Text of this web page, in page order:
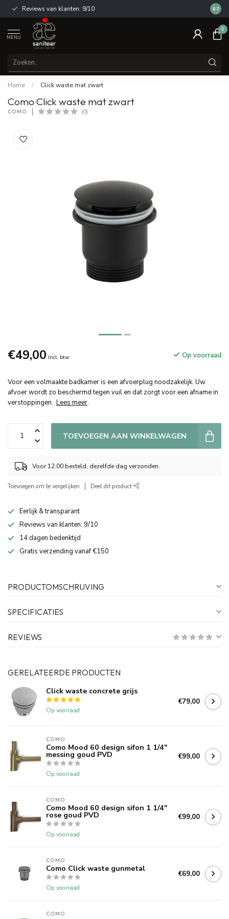
Reviews van klanten: 9/10 14
8.7
MENU
0
Home / Click waste mat zwart
Como Click waste mat zwart
COMO (0)
€49,00 Incl. btw Op voorraad
Voor een volmaakte badkamer is een afvoerplug noodzakelijk. Uw
afvoer wordt zo beschermd tegen vuil en dat zorgt voor een afname in
verstoppingen. Lees meer.
TOEVOEGEN AAN WINKELWAGEN
Voor 12:00 besteld, dezelfde dag verzonden.
Toevoegen om te vergelijken Deel dit product
Eerlijk & transparant
Reviews van klanten: 9/10
14 dagen bedenktijd
Gratis verzending vanaf €150
PRODUCTOMSCHRIJVING
SPECIFICATIES
REVIEWS
GERELATEERDE PRODUCTEN
Click waste concrete grijs
Op voorraad
€79,00
COMO
Como Mood 60 design sifon 1 1/4"
messing goud PVD
Op voorraad
€99,00
COMO
Como Mood 60 design sifon 1 1/4"
rose goud PVD
Op voorraad
€99,00
COMO
Como Click waste gunmetal
Op voorraad
€69,00
COMO